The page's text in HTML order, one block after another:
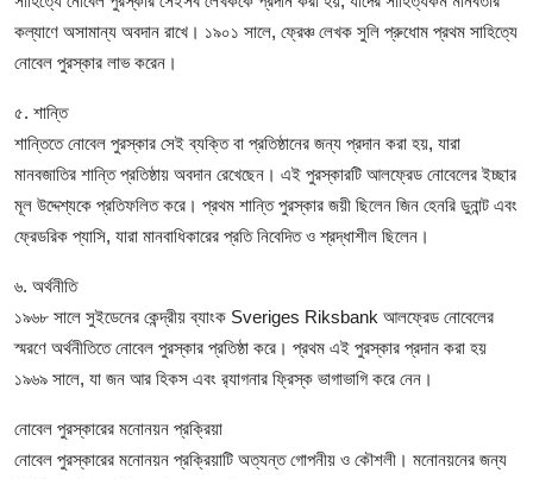
কল্যাণে অসামান্য অবদান রাখে। ১৯০১ সালে, ফ্রেঞ্চ লেখক সুলি প্রুধোম প্রথম সাহিত্যে
নোবেল পুরস্কার লাভ করেন।
৫. শান্তি
শান্তিতে নোবেল পুরস্কার সেই ব্যক্তি বা প্রতিষ্ঠানের জন্য প্রদান করা হয়, যারা
মানবজাতির শান্তি প্রতিষ্ঠায় অবদান রেখেছেন। এই পুরস্কারটি আলফ্রেড নোবেলের ইচ্ছার
মূল উদ্দেশ্যকে প্রতিফলিত করে। প্রথম শান্তি পুরস্কার জয়ী ছিলেন জিন হেনরি ডুনান্ট এবং
ফ্রেডরিক প্যাসি, যারা মানবাধিকারের প্রতি নিবেদিত ও শ্রদ্ধাশীল ছিলেন।
৬. অর্থনীতি
১৯৬৮ সালে সুইডেনের কেন্দ্রীয় ব্যাংক Sveriges Riksbank আলফ্রেড নোবেলের
স্মরণে অর্থনীতিতে নোবেল পুরস্কার প্রতিষ্ঠা করে। প্রথম এই পুরস্কার প্রদান করা হয়
১৯৬৯ সালে, যা জন আর হিকস এবং র‍্যাগনার ফ্রিস্ক ভাগাভাগি করে নেন।
নোবেল পুরস্কারের মনোনয়ন প্রক্রিয়া
নোবেল পুরস্কারের মনোনয়ন প্রক্রিয়াটি অত্যন্ত গোপনীয় ও কৌশলী। মনোনয়নের জন্য